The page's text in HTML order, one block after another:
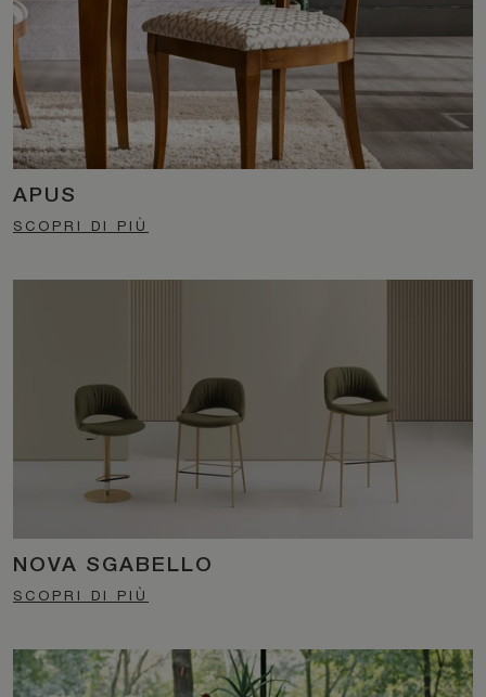
APUS
SCOPRI DI PIÙ
NOVA SGABELLO
SCOPRI DI PIÙ